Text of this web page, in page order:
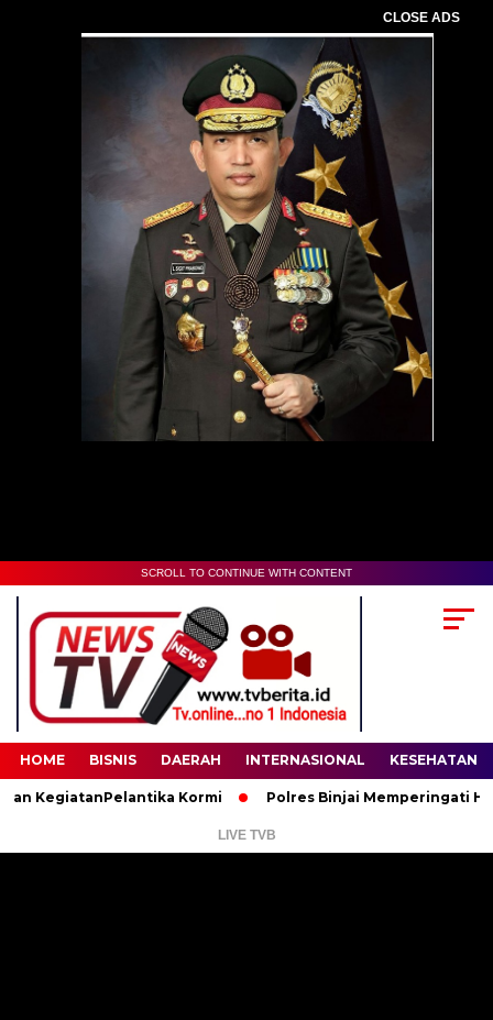
CLOSE ADS
00:00
SCROLL TO CONTINUE WITH CONTENT
HOME BISNIS DAERAH INTERNASIONAL KESEHATAN
Kormi Polres Binjai Memperingati Hari
LIVE TVB